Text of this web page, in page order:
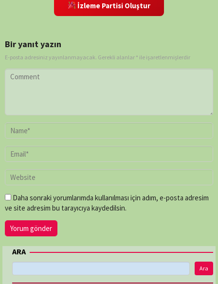
Say,
Mark
Mike
Peter
Chinn,
Shaun
Trevisick
İzleme Partisi Oluştur
Bir yanıt yazın
E-posta adresiniz yayınlanmayacak. Gerekli alanlar * ile işaretlenmişlerdir
Daha sonraki yorumlarımda kullanılması için adım, e-posta adresim
ve site adresim bu tarayıcıya kaydedilsin.
ARA
Ara